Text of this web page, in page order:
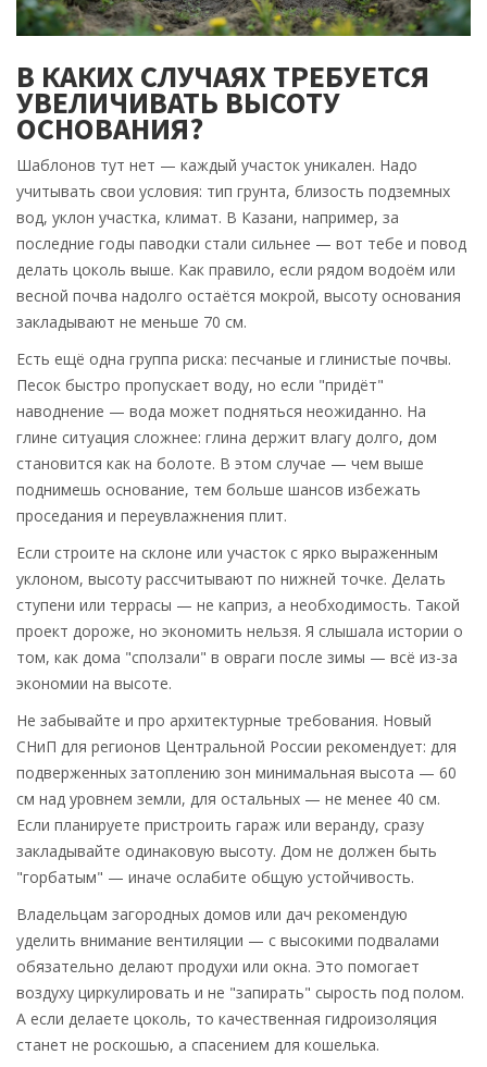
В КАКИХ СЛУЧАЯХ ТРЕБУЕТСЯ
УВЕЛИЧИВАТЬ ВЫСОТУ
ОСНОВАНИЯ?
Шаблонов тут нет — каждый участок уникален. Надо
учитывать свои условия: тип грунта, близость подземных
вод, уклон участка, климат. В Казани, например, за
последние годы паводки стали сильнее — вот тебе и повод
делать цоколь выше. Как правило, если рядом водоём или
весной почва надолго остаётся мокрой, высоту основания
закладывают не меньше 70 см.
Есть ещё одна группа риска: песчаные и глинистые почвы.
Песок быстро пропускает воду, но если "придёт"
наводнение — вода может подняться неожиданно. На
глине ситуация сложнее: глина держит влагу долго, дом
становится как на болоте. В этом случае — чем выше
поднимешь основание, тем больше шансов избежать
проседания и переувлажнения плит.
Если строите на склоне или участок с ярко выраженным
уклоном, высоту рассчитывают по нижней точке. Делать
ступени или террасы — не каприз, а необходимость. Такой
проект дороже, но экономить нельзя. Я слышала истории о
том, как дома "сползали" в овраги после зимы — всё из-за
экономии на высоте.
Не забывайте и про архитектурные требования. Новый
СНиП для регионов Центральной России рекомендует: для
подверженных затоплению зон минимальная высота — 60
см над уровнем земли, для остальных — не менее 40 см.
Если планируете пристроить гараж или веранду, сразу
закладывайте одинаковую высоту. Дом не должен быть
"горбатым" — иначе ослабите общую устойчивость.
Владельцам загородных домов или дач рекомендую
уделить внимание вентиляции — с высокими подвалами
обязательно делают продухи или окна. Это помогает
воздуху циркулировать и не "запирать" сырость под полом.
А если делаете цоколь, то качественная гидроизоляция
станет не роскошью, а спасением для кошелька.